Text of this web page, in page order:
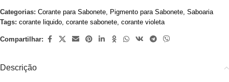
Categorias: Corante para Sabonete, Pigmento para Sabonete, Saboaria
Tags: corante liquido, corante sabonete, corante violeta
Compartilhar:
Descrição